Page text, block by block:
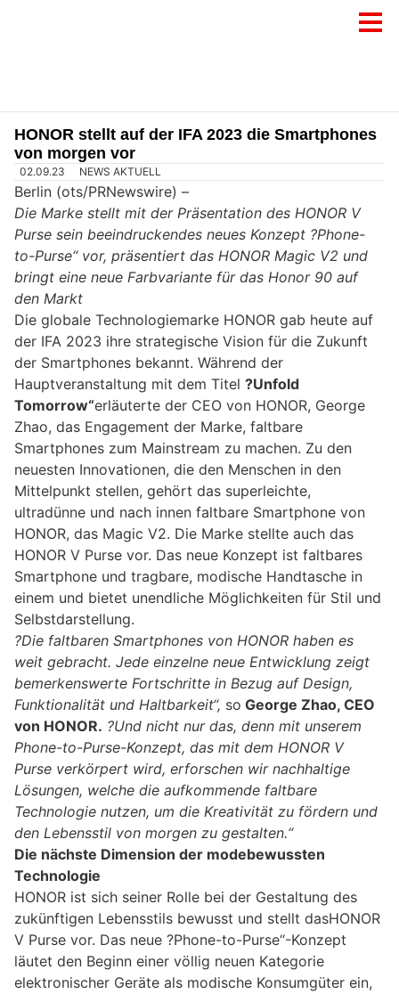
HONOR stellt auf der IFA 2023 die Smartphones
von morgen vor
02.09.23 NEWS AKTUELL
Berlin (ots/PRNewswire) –
Die Marke stellt mit der Präsentation des HONOR V
Purse sein beeindruckendes neues Konzept ?Phone-
to-Purse“ vor, präsentiert das HONOR Magic V2 und
bringt eine neue Farbvariante für das Honor 90 auf
den Markt
Die globale Technologiemarke HONOR gab heute auf
der IFA 2023 ihre strategische Vision für die Zukunft
der Smartphones bekannt. Während der
Hauptveranstaltung mit dem Titel ?Unfold
Tomorrow“erläuterte der CEO von HONOR, George
Zhao, das Engagement der Marke, faltbare
Smartphones zum Mainstream zu machen. Zu den
neuesten Innovationen, die den Menschen in den
Mittelpunkt stellen, gehört das superleichte,
ultradünne und nach innen faltbare Smartphone von
HONOR, das Magic V2. Die Marke stellte auch das
HONOR V Purse vor. Das neue Konzept ist faltbares
Smartphone und tragbare, modische Handtasche in
einem und bietet unendliche Möglichkeiten für Stil und
Selbstdarstellung.
?Die faltbaren Smartphones von HONOR haben es
weit gebracht. Jede einzelne neue Entwicklung zeigt
bemerkenswerte Fortschritte in Bezug auf Design,
Funktionalität und Haltbarkeit“, so George Zhao, CEO
von HONOR. ?Und nicht nur das, denn mit unserem
Phone-to-Purse-Konzept, das mit dem HONOR V
Purse verkörpert wird, erforschen wir nachhaltige
Lösungen, welche die aufkommende faltbare
Technologie nutzen, um die Kreativität zu fördern und
den Lebensstil von morgen zu gestalten.“
Die nächste Dimension der modebewussten
Technologie
HONOR ist sich seiner Rolle bei der Gestaltung des
zukünftigen Lebensstils bewusst und stellt dasHONOR
V Purse vor. Das neue ?Phone-to-Purse“-Konzept
läutet den Beginn einer völlig neuen Kategorie
elektronischer Geräte als modische Konsumgüter ein,